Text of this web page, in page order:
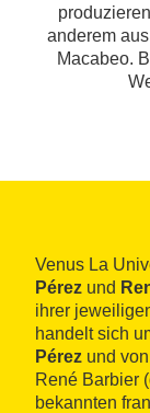
anderem
Macabeo.
Venus La
Pérez und
ihrer
handelt sich
Pérez und von
René Barbier
bekannten